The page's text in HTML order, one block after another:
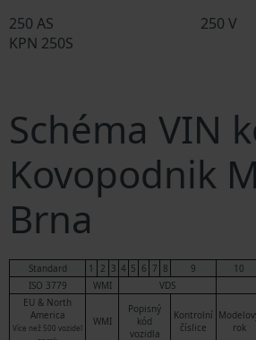
250 AS
250 V
KPN 250S
Schéma VIN
Kovopodnik
Brna
Standard 1 2 3 4 5 6 7 8 9 10
ISO 3779
WMI VDS
EU & North
America
Více než 500 vozidel
WMI
Popisný
kód
vozidla
Kontrolní
číslice
rok